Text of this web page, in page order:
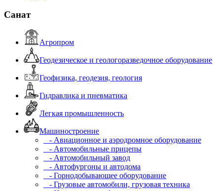
Санат
Агропром
Геодезическое и геологоразведочное оборудование
Геофизика, геодезия, геология
Гидравлика и пневматика
Легкая промышленность
Машиностроение
- Авиационное и аэродромное оборудование
- Автомобильные прицепы
- Автомобильный завод
- Автофургоны и автодома
- Горнодобывающее оборудование
- Грузовые автомобили, грузовая техника